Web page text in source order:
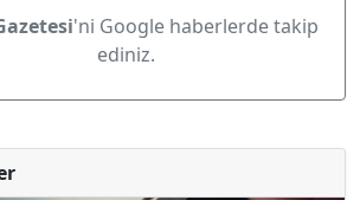
'ni Google haberlerde takip
ediniz.